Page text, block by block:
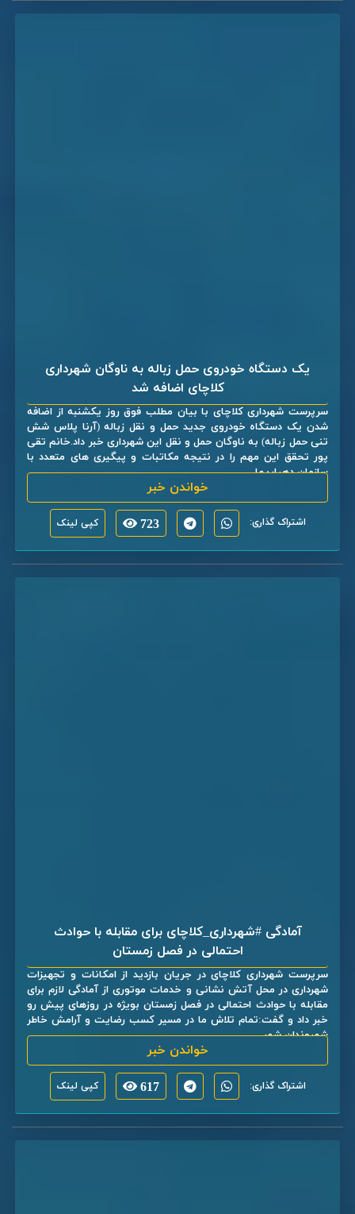
یک دستگاه خودروی حمل زباله به ناوگان شهرداری
کلاچای اضافه شد
سرپرست شهرداری کلاچای با بیان مطلب فوق روز یکشنبه از اضافه
شدن یک دستگاه خودروی جدید حمل و نقل زباله (آرنا پلاس شش
تنی حمل زباله) به ناوگان حمل و نقل این شهرداری خبر داد.خانم تقی
پور تحقق این مهم را در نتیجه مکاتبات و پیگیری های متعدد با
سازمان دهیاریها ...
خواندن خبر
اشتراک گذاری: 723 کپی لینک
آمادگی #شهرداری_کلاچای برای مقابله با حوادث
احتمالی در فصل زمستان
سرپرست شهرداری کلاچای در جریان بازدید از امکانات و تجهیزات
شهرداری در محل آتش نشانی و خدمات موتوری از آمادگی لازم برای
مقابله با حوادث احتمالی در فصل زمستان بویژه در روزهای پیش رو
خبر داد و گفت:تمام تلاش ما در مسیر کسب رضایت و آرامش خاطر
شهروندان شهر ...
خواندن خبر
اشتراک گذاری: 617 کپی لینک